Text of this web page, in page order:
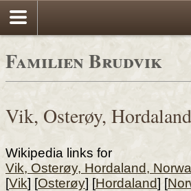
Familien Brudvik
Vik, Osterøy,
Wikipedia links for
Vik, Osterøy, Hordaland,
[Vik] [Osterøy] [Hordaland] [